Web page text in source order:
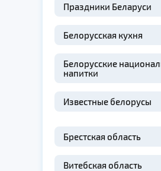
Праздники Беларуси
Белорусская кухня
Белорусские
напитки
Известные белорусы
Брестская область
Витебская область